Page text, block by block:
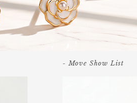
- Move Show List